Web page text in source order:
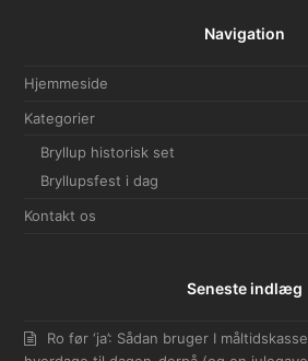
Navigation
Hjemmeside
Kategorier
Bryllup historisk set
Bryllupsfest i dag
Kontakt os
Seneste indlæg
Ro før ‘ja’: Sådan bruger I